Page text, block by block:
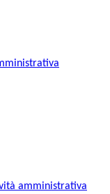
amministrativa